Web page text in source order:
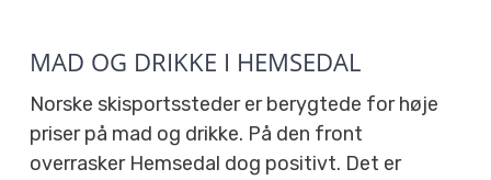
MAD OG DRIKKE I HEMSEDAL
Norske skisportssteder er berygtede for høje
priser på mad og drikke. På den front
overrasker Hemsedal dog positivt. Det er